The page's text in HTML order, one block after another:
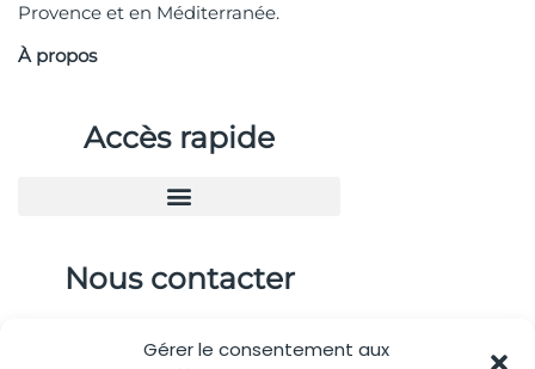
Gérer le consentement aux
Provence et en Méditerranée.
À propos
Accès rapide
Nous contacter
contactBT@bleu-tomate.fr